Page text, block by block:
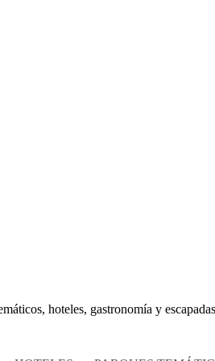
hoteles, gastronomía y